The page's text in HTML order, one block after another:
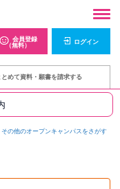
会員登録
（無料）
ログイン
とめて資料・願書を請求する
その他のオープンキャンパスをさがす